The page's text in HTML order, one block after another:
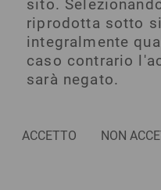
sito.
riprodotta sotto
integralmente
caso contrario
sarà negato.
ACCETTO NON